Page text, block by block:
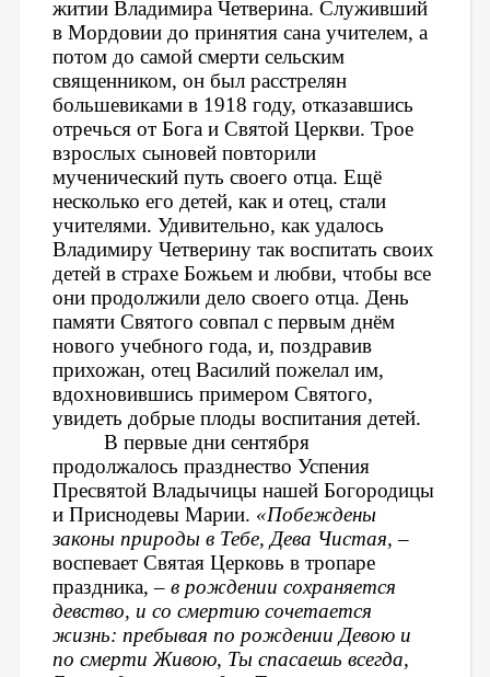
житии Владимира Четверина. Служивший
в Мордовии до принятия сана учителем, а
потом до самой смерти сельским
священником, он был расстрелян
большевиками в 1918 году, отказавшись
отречься от Бога и Святой Церкви. Трое
взрослых сыновей повторили
мученический путь своего отца. Ещё
несколько его детей, как и отец, стали
учителями. Удивительно, как удалось
Владимиру Четверину так воспитать своих
детей в страхе Божьем и любви, чтобы все
они продолжили дело своего отца. День
памяти Святого совпал с первым днём
нового учебного года, и, поздравив
прихожан, отец Василий пожелал им,
вдохновившись примером Святого,
увидеть добрые плоды воспитания детей.
В первые дни сентября
продолжалось празднество Успения
Пресвятой Владычицы нашей Богородицы
и Приснодевы Марии. «Побеждены
законы природы в Тебе, Дева Чистая, –
воспевает Святая Церковь в тропаре
праздника, – в рождении сохраняется
девство, и со смертию сочетается
жизнь: пребывая по рождении Девою и
по смерти Живою, Ты спасаешь всегда,